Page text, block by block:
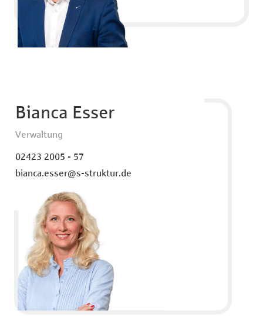
Bianca Esser
Verwaltung
02423 2005 - 57
bianca.esser@s-struktur.de